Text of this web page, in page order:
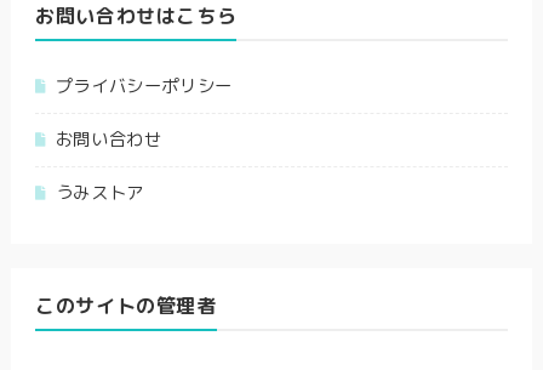
お問い合わせはこちら
プライバシーポリシー
お問い合わせ
うみストア
このサイトの管理者